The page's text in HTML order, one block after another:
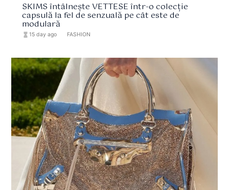
SKIMS întâlnește VETTESE într-o colecție
capsulă la fel de senzuală pe cât este de
modulară
hourglass_full 15 day ago FASHION